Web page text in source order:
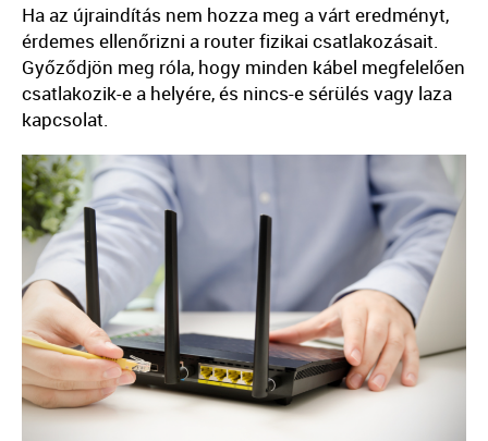
Ha az újraindítás nem hozza meg a várt eredményt,
érdemes ellenőrizni a router fizikai csatlakozásait.
Győződjön meg róla, hogy minden kábel megfelelően
csatlakozik-e a helyére, és nincs-e sérülés vagy laza
kapcsolat.